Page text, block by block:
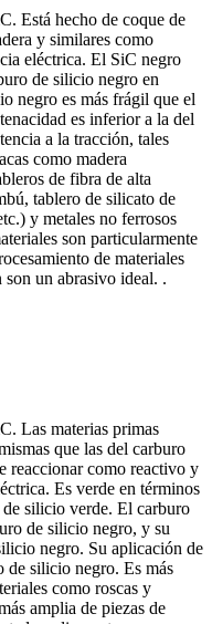
Está hecho de coque de
y similares como
eléctrica. El SiC negro
de silicio negro en
negro es más frágil que el
es inferior a la del
a la tracción, tales
como madera
de fibra de alta
tablero de silicato de
y metales no ferrosos
son particularmente
de materiales
un abrasivo ideal. .
Las materias primas
que las del carburo
reaccionar como reactivo y
Es verde en términos
silicio verde. El carburo
de silicio negro, y su
negro. Su aplicación de
de silicio negro. Es más
como roscas y
amplia de piezas de